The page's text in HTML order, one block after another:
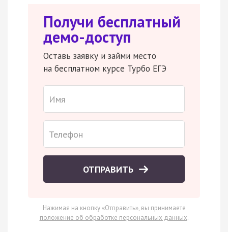
Получи бесплатный
демо-доступ
Оставь заявку и займи место
на бесплатном курсе Турбо ЕГЭ
ОТПРАВИТЬ
Нажимая на кнопку «Отправить», вы принимаете
положение об обработке персональных данных.